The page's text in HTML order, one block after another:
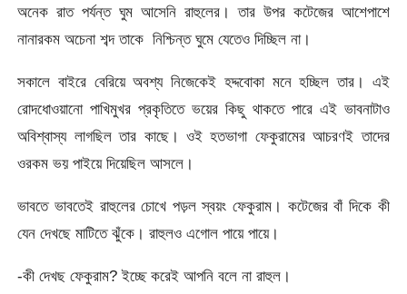
অনেক রাত পর্যন্ত ঘুম আসেনি রাহুলের। তার উপর কটেজের আশেপাশে
নানারকম অচেনা শব্দ তাকে নিশ্চিন্ত ঘুমে যেতেও দিচ্ছিল না।
সকালে বাইরে বেরিয়ে অবশ্য নিজেকেই হদ্দবোকা মনে হচ্ছিল তার। এই
রোদধোওয়ানো পাখিমুখর প্রকৃতিতে ভয়ের কিছু থাকতে পারে এই ভাবনাটাও
অবিশ্বাস্য লাগছিল তার কাছে। ওই হতভাগা ফেকুরামের আচরণই তাদের
ওরকম ভয় পাইয়ে দিয়েছিল আসলে।
ভাবতে ভাবতেই রাহুলের চোখে পড়ল স্বয়ং ফেকুরাম। কটেজের বাঁ দিকে কী
যেন দেখছে মাটিতে ঝুঁকে। রাহুলও এগোল পায়ে পায়ে।
-কী দেখছ ফেকুরাম? ইচ্ছে করেই আপনি বলে না রাহুল।